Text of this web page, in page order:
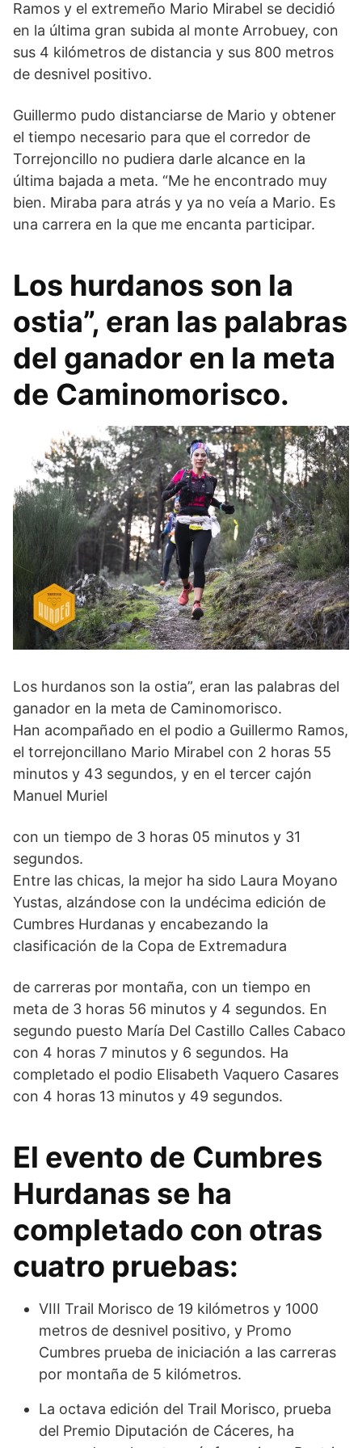
Ramos y el extremeño Mario Mirabel se decidió
en la última gran subida al monte Arrobuey, con
sus 4 kilómetros de distancia y sus 800 metros
de desnivel positivo.
Guillermo pudo distanciarse de Mario y obtener
el tiempo necesario para que el corredor de
Torrejoncillo no pudiera darle alcance en la
última bajada a meta. “Me he encontrado muy
bien. Miraba para atrás y ya no veía a Mario. Es
una carrera en la que me encanta participar.
Los hurdanos son la
ostia”, eran las palabras
del ganador en la meta
de Caminomorisco.
Los hurdanos son la ostia”, eran las palabras del
ganador en la meta de Caminomorisco.
Han acompañado en el podio a Guillermo Ramos,
el torrejoncillano Mario Mirabel con 2 horas 55
minutos y 43 segundos, y en el tercer cajón
Manuel Muriel
con un tiempo de 3 horas 05 minutos y 31
segundos.
Entre las chicas, la mejor ha sido Laura Moyano
Yustas, alzándose con la undécima edición de
Cumbres Hurdanas y encabezando la
clasificación de la Copa de Extremadura
de carreras por montaña, con un tiempo en
meta de 3 horas 56 minutos y 4 segundos. En
segundo puesto María Del Castillo Calles Cabaco
con 4 horas 7 minutos y 6 segundos. Ha
completado el podio Elisabeth Vaquero Casares
con 4 horas 13 minutos y 49 segundos.
El evento de Cumbres
Hurdanas se ha
completado con otras
cuatro pruebas:
VIII Trail Morisco de 19 kilómetros y 1000
metros de desnivel positivo, y Promo
Cumbres prueba de iniciación a las carreras
por montaña de 5 kilómetros.
La octava edición del Trail Morisco, prueba
del Premio Diputación de Cáceres, ha